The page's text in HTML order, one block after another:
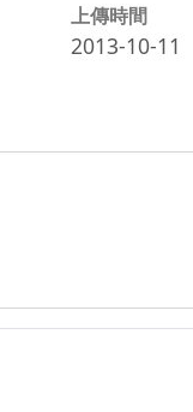
上傳時間
2013-10-11